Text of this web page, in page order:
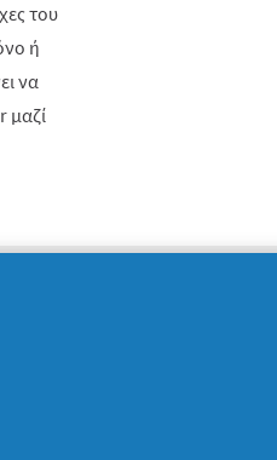
του
ή
να
μαζί